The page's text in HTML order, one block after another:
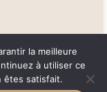
ThemeSpacious
la meilleure
à utiliser ce
êtes satisfait.